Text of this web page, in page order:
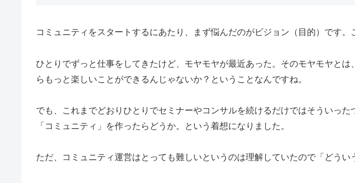
コミュニティをスタートするにあたり、まず悩んだのがビジョン（目的）です。
ひとりでずっと仕事をしてきたけど、モヤモヤが最近あった。そのモヤモヤと
らもっと楽しいことができるんじゃないか？ということなんですね。
でも、これまでどおりひとりでセミナーやコンサルを続けるだけではそういっ
「コミュニティ」を作ったらどうか。という着想になりました。
ただ、コミュニティ運営はとっても難しいというのは理解していたので「どうい